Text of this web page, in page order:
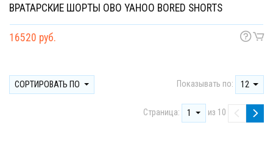
ВРАТАРСКИЕ ШОРТЫ OBO YAHOO BORED SHORTS
16520 руб.
СОРТИРОВАТЬ ПО Показывать по: 12
Страница: 1 из 10